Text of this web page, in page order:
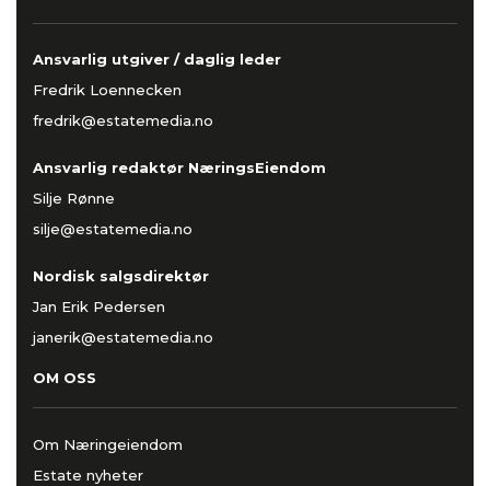
Ansvarlig utgiver / daglig leder
Fredrik Loennecken
fredrik@estatemedia.no
Ansvarlig redaktør NæringsEiendom
Silje Rønne
silje@estatemedia.no
Nordisk salgsdirektør
Jan Erik Pedersen
janerik@estatemedia.no
OM OSS
Om Næringeiendom
Estate nyheter